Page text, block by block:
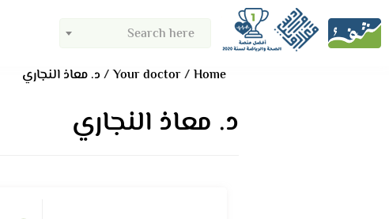
Search here
Home
Your doctor د. معاذ النجاري
د. معاذ النجاري